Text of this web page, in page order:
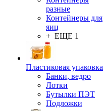
разные
Контейнеры для
яиц
+ ЕЩЕ 1
Пластиковая упаковка
Банки, ведро
Лотки
Бутылки ПЭТ
Подложки